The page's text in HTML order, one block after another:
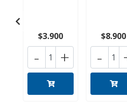
$3.900
+
-
$8.900
-